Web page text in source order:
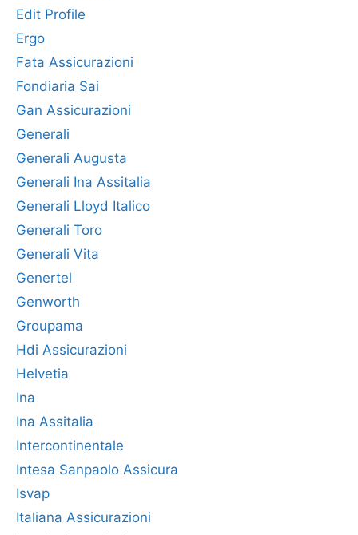
Edit Profile
Ergo
Fata Assicurazioni
Fondiaria Sai
Gan Assicurazioni
Generali
Generali Augusta
Generali Ina Assitalia
Generali Lloyd Italico
Generali Toro
Generali Vita
Genertel
Genworth
Groupama
Hdi Assicurazioni
Helvetia
Ina
Ina Assitalia
Intercontinentale
Intesa Sanpaolo Assicura
Isvap
Italiana Assicurazioni